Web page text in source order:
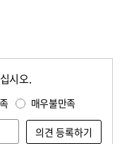
시오.
매우불만족